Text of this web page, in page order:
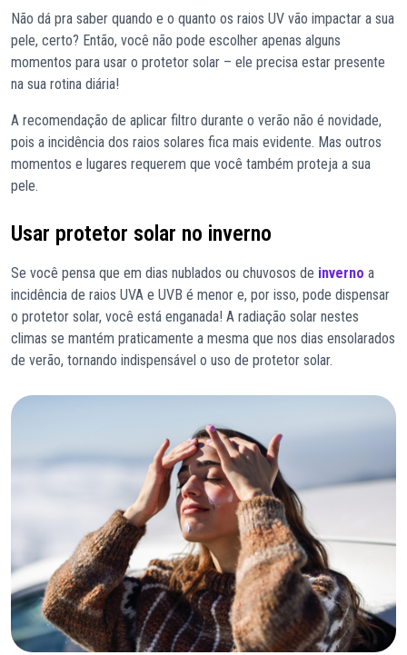
Não dá pra saber quando e o quanto os raios UV vão impactar a sua
pele, certo? Então, você não pode escolher apenas alguns
momentos para usar o protetor solar – ele precisa estar presente
na sua rotina diária!
A recomendação de aplicar filtro durante o verão não é novidade,
pois a incidência dos raios solares fica mais evidente. Mas outros
momentos e lugares requerem que você também proteja a sua
pele.
Usar protetor solar no inverno
Se você pensa que em dias nublados ou chuvosos de inverno a
incidência de raios UVA e UVB é menor e, por isso, pode dispensar
o protetor solar, você está enganada! A radiação solar nestes
climas se mantém praticamente a mesma que nos dias ensolarados
de verão, tornando indispensável o uso de protetor solar.